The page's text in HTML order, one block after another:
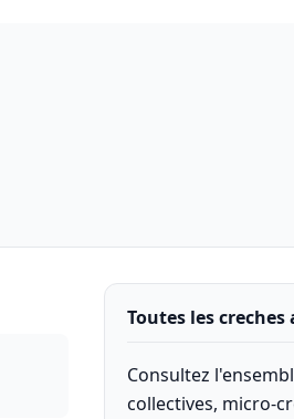
Toutes les
Consultez
collectives, micro-